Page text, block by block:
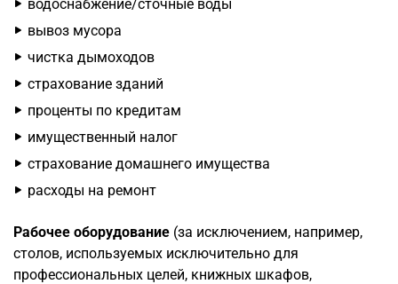
водоснабжение/сточные воды
вывоз мусора
чистка дымоходов
страхование зданий
проценты по кредитам
имущественный налог
страхование домашнего имущества
расходы на ремонт
Рабочее оборудование (за исключением, например,
столов, используемых исключительно для
профессиональных целей, книжных шкафов,